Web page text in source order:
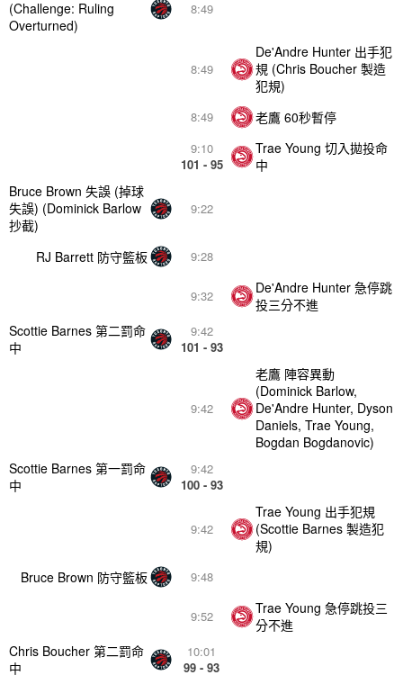
10:01
99 - 93
Chris Boucher 第二罰命
中
9:52
Trae Young 急停跳投三
分不進
9:48
Bruce Brown 防守籃板
9:42
Trae Young 出手犯規
(Scottie Barnes 製造犯
規)
9:42
100 - 93
Scottie Barnes 第一罰命
中
9:42
老鷹 陣容異動
(Dominick Barlow,
De'Andre Hunter, Dyson
Daniels, Trae Young,
Bogdan Bogdanovic)
9:42
101 - 93
Scottie Barnes 第二罰命
中
9:32
De'Andre Hunter 急停跳
投三分不進
9:28
RJ Barrett 防守籃板
9:22
Bruce Brown 失誤 (掉球
失誤) (Dominick Barlow
抄截)
9:10
101 - 95
Trae Young 切入拋投命
中
8:49 老鷹 60秒暫停
8:49
De'Andre Hunter 出手犯
規 (Chris Boucher 製造
犯規)
8:49
(Challenge: Ruling
Overturned)